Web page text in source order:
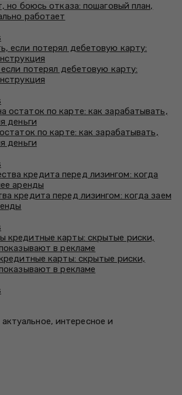
но боюсь отказа: пошаговый план,
работает
потерял дебетовую карту:
по карте: как зарабатывать,
деньги
кредита перед лизингом: когда заем
карты: скрытые риски,
в рекламе
интересное и